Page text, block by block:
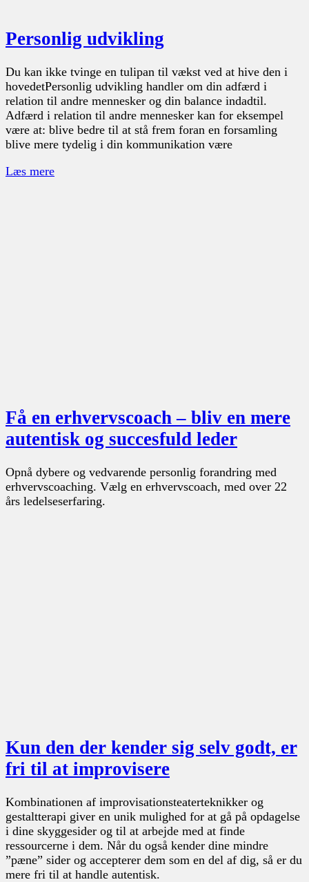
Personlig udvikling
Du kan ikke tvinge en tulipan til vækst ved at hive den i
hovedetPersonlig udvikling handler om din adfærd i
relation til andre mennesker og din balance indadtil.
Adfærd i relation til andre mennesker kan for eksempel
være at: blive bedre til at stå frem foran en forsamling
blive mere tydelig i din kommunikation være
Læs mere
Få en erhvervscoach – bliv en mere
autentisk og succesfuld leder
Opnå dybere og vedvarende personlig forandring med
erhvervscoaching. Vælg en erhvervscoach, med over 22
års ledelseserfaring.
Kun den der kender sig selv godt, er
fri til at improvisere
Kombinationen af improvisationsteaterteknikker og
gestaltterapi giver en unik mulighed for at gå på opdagelse
i dine skyggesider og til at arbejde med at finde
ressourcerne i dem. Når du også kender dine mindre
”pæne” sider og accepterer dem som en del af dig, så er du
mere fri til at handle autentisk.